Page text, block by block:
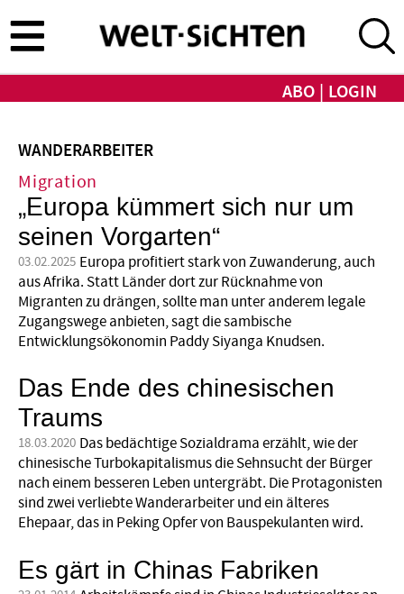
zum
Inhalt
ABO LOGIN
WANDERARBEITER
Migration
„Europa kümmert sich nur um
seinen Vorgarten“
03.02.2025 Europa profitiert stark von Zuwanderung, auch
aus Afrika. Statt Länder dort zur Rücknahme von
Migranten zu drängen, sollte man unter anderem legale
Zugangswege anbieten, sagt die sambische
Entwicklungsökonomin Paddy Siyanga Knudsen.
Das Ende des chinesischen
Traums
18.03.2020 Das bedächtige Sozialdrama erzählt, wie der
chinesische Turbokapitalismus die Sehnsucht der Bürger
nach einem besseren Leben untergräbt. Die Protagonisten
sind zwei verliebte Wanderarbeiter und ein älteres
Ehepaar, das in Peking Opfer von Bauspekulanten wird.
Es gärt in Chinas Fabriken